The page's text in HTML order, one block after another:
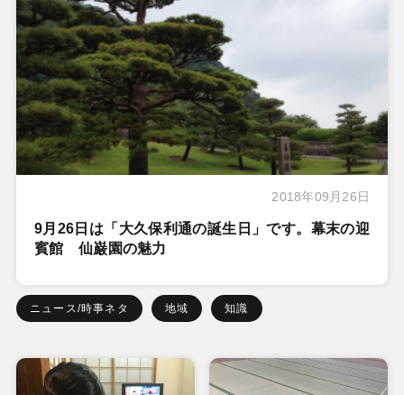
2018年09月26日
9月26日は「大久保利通の誕生日」です。幕末の迎
賓館 仙巌園の魅力
ニュース/時事ネタ 地域 知識